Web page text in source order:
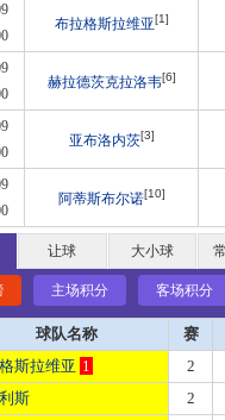
布拉格斯拉维亚[1]
赫拉德茨克拉洛韦[6]
亚布洛内茨[3]
阿蒂斯布尔诺[10]
让球 大小球
主场积分 客场积分
球队名称
赛
斯拉维亚 1
2
斯
2